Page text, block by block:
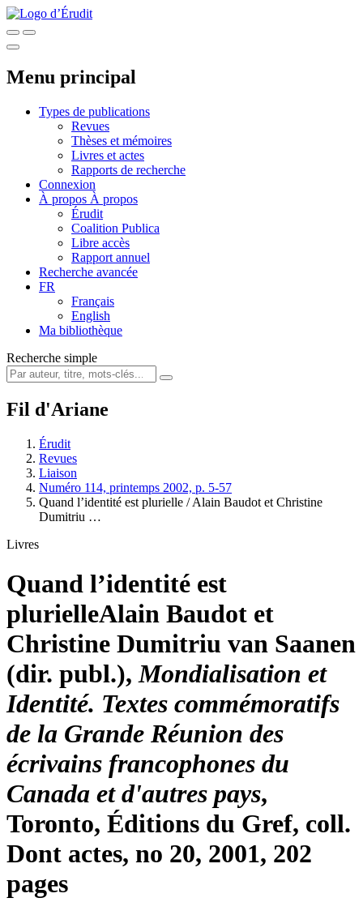
Menu principal
Types de publications
Revues
Thèses et mémoires
Livres et actes
Rapports de recherche
Connexion
À propos À propos
Érudit
Coalition Publica
Libre accès
Rapport annuel
Recherche avancée
FR
Français
English
Ma bibliothèque
Recherche simple
Fil d'Ariane
Érudit
Revues
Liaison
Numéro 114, printemps 2002, p. 5-57
Quand l’identité est plurielle / Alain Baudot et Christine
Dumitriu …
Livres
Quand l’identité est
plurielleAlain Baudot et
Christine Dumitriu van Saanen
(dir. publ.), Mondialisation et
Identité. Textes commémoratifs
de la Grande Réunion des
écrivains francophones du
Canada et d'autres pays,
Toronto, Éditions du Gref, coll.
Dont actes, no 20, 2001, 202
pages